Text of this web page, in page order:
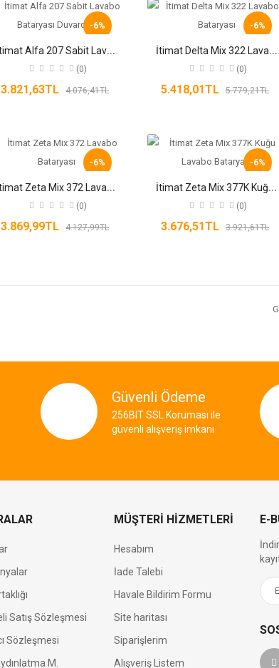
-6%
İ
timat Alfa 207 Sabit Lavabo Bataryası Duvardan
(0)
3.821,63TL 4.076,41TL
-6%
İ
timat Delta Mix 322 Lavabo Bataryası
(0)
5.418,01TL 5.779,21TL
-6%
İ
timat Zeta Mix 372 Lavabo Bataryası
(0)
3.869,99TL 4.127,99TL
-6%
İ
timat Zeta Mix 377K Kuğu Lavabo Bataryası
(0)
3.676,51TL 3.921,61TL
Güvenli Ödeme
256BIT SSL Koruması ile
güvenli alışveriş imkanı
Satış Sözleşmesi
Sözleşmesi
M.
MÜŞTERİ HİZMETLERİ
Hesabım
İade Talebi
Havale Bildirim Formu
Site haritası
Siparişlerim
Alışveriş Listem
E-